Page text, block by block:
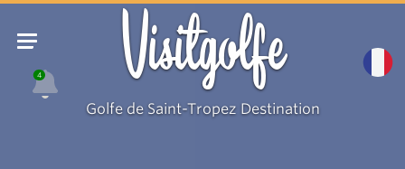
4 Visitgolfe
Golfe de Saint-Tropez Destination